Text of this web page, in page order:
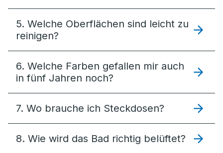
5. Welche Oberflächen sind leicht zu
reinigen?
6. Welche Farben gefallen mir auch
in fünf Jahren noch?
7. Wo brauche ich Steckdosen?
8. Wie wird das Bad richtig belüftet?